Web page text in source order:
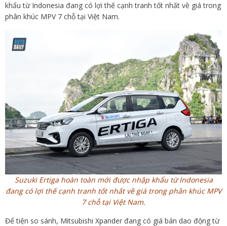
khẩu từ Indonesia đang có lợi thế cạnh tranh tốt nhất về giá trong
phân khúc MPV 7 chỗ tại Việt Nam.
Suzuki Ertiga hoàn toàn mới được nhập khẩu từ Indonesia
đang có lợi thế cạnh tranh tốt nhất về giá trong phân khúc MPV
7 chỗ tại Việt Nam.
Để tiện so sánh, Mitsubishi Xpander đang có giá bán dao động từ